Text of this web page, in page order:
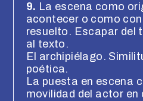
9. La escena como
acontecer o como
resuelto. Escapar del
al texto.
El archipiélago.
poética.
La puesta en escena
movilidad del actor en